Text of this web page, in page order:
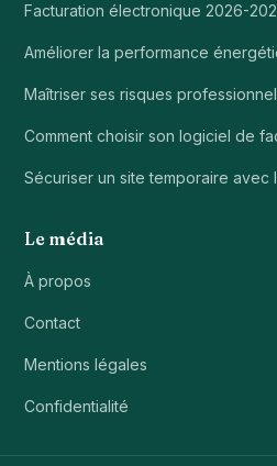
Facturation électronique 2026-
Améliorer la performance
Maîtriser ses risques
Comment choisir son logiciel de
Sécuriser un site temporaire
Le média
À propos
Contact
Mentions légales
Confidentialité